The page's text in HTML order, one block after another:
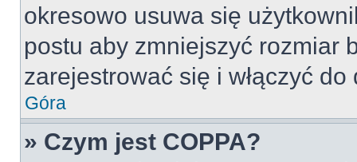
okresowo usuwa się
postu aby zmniejszyć rozmiar
zarejestrować się i włączyć
Góra
» Czym jest COPPA?